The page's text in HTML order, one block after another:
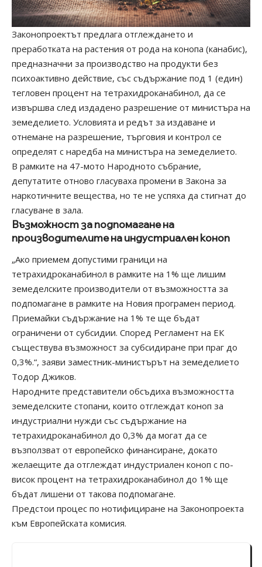
Законопроектът предлага отглеждането и
преработката на растения от рода на конопа (канабис),
предназначни за производство на продукти без
психоактивно действие, със съдържание под 1 (един)
тегловен процент на тетрахидроканабинол, да се
извършва след издадено разрешение от министъра на
земеделието. Условията и редът за издаване и
отнемане на разрешение, търговия и контрол се
определят с наредба на министъра на земеделието.
В рамките на 47-мото Народното събрание,
депутатите отново гласуваха промени в Закона за
наркотичните вещества, но те не успяха да стигнат до
гласуване в зала.
Възможност за подпомагане на
производителите на индустриален коноп
„Ако приемем допустими граници на
тетрахидроканабинол в рамките на 1% ще лишим
земеделските производители от възможността за
подпомагане в рамките на Новия програмен период.
Приемайки съдържание на 1% те ще бъдат
ограничени от субсидии. Според Регламент на ЕК
съществува възможност за субсидиране при праг до
0,3%.“, заяви заместник-министърът на земеделието
Тодор Джиков.
Народните представители обсъдиха възможността
земеделските стопани, които отглеждат коноп за
индустриални нужди със съдържание на
тетрахидроканабинол до 0,3% да могат да се
възползват от европейско финансиране, докато
желаещите да отглеждат индустриален коноп с по-
висок процент на тетрахидроканабинол до 1% ще
бъдат лишени от такова подпомагане.
Предстои процес по нотифициране на Законопроекта
към Европейската комисия.